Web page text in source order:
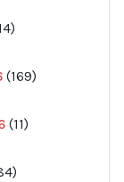
produkter
169
produkter
11
produkter